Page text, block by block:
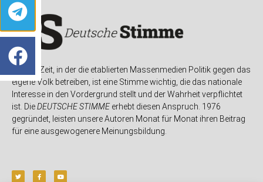
In einer Zeit, in der die etablierten Massenmedien Politik gegen das
eigene Volk betreiben, ist eine Stimme wichtig, die das nationale
Interesse in den Vordergrund stellt und der Wahrheit verpflichtet
ist. DieDEUTSCHE STIMMEerhebt diesen Anspruch. 1976
gegründet, leisten unsere Autoren Monat für Monat ihren Beitrag
für eine ausgewogenere Meinungsbildung.